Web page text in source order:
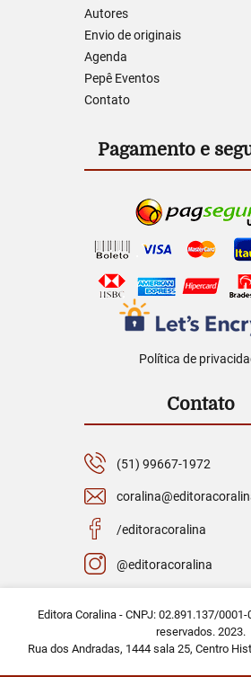
Autores
Envio de originais
Agenda
Pepê Eventos
Contato
Pagamento e
Política de
Contato
(51) 99667-1972
/editoracoralina
@editoracoralina
Editora Coralina - CNPJ: 02.891.137/0001-
reservados. 2023.
Rua dos Andradas, 1444 sala 25, Centro